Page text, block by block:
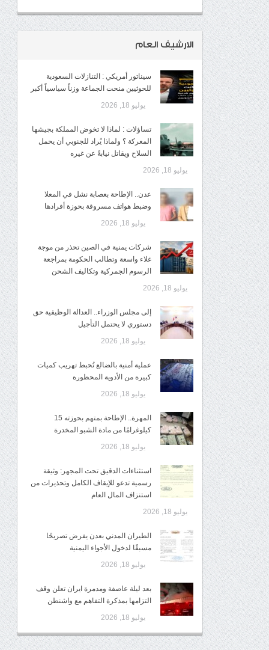
الارشيف العام
سيناتور أمريكي : التنازلات السعودية
للحوثيين منحت الجماعة وزناً سياسياً أكبر
يوليو 18, 2026
تساؤلات : لماذا لا تخوض المملكة بجيشها
المعركة ؟ ولماذا يُراد للجنوبي أن يحمل
السلاح ويقاتل نيابةً عن غيره
يوليو 18, 2026
عدن.. الإطاحة بعصابة نشل في المعلا
وضبط هواتف مسروقة بحوزة أفرادها
يوليو 18, 2026
شركات يمنية في الصين تحذر من موجة
غلاء واسعة وتطالب الحكومة بمراجعة
الرسوم الجمركية وتكاليف الشحن
يوليو 18, 2026
إلى مجلس الوزراء.. العدالة الوظيفية حق
دستوري لا يحتمل التأجيل
يوليو 18, 2026
عملية أمنية بالضالع تُحبط تهريب كميات
كبيرة من الأدوية المحظورة
يوليو 18, 2026
المهرة.. الإطاحة بمتهم بحوزته 15
كيلوغرامًا من مادة الشبو المخدرة
يوليو 18, 2026
استثناءات الدقيق تحت المجهر: وثيقة
رسمية تدعو للإيقاف الكامل وتحذيرات من
استنزاف المال العام
يوليو 18, 2026
الطيران المدني بعدن يفرض تصريحًا
مسبقًا لدخول الأجواء اليمنية
يوليو 18, 2026
بعد ليلة عاصفة ومدمرة ايران تعلن وقف
التزامها بمذكرة التفاهم مع واشنطن
يوليو 18, 2026